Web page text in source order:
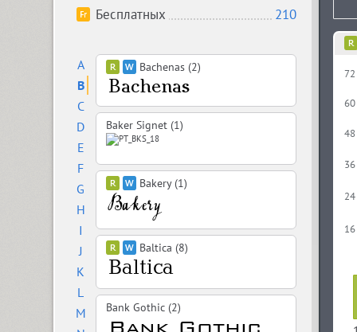
Бесплатных
210
A
B
C
D
E
F
G
H
I
J
K
L
M
Bachenas (2)
Baker Signet (1)
Bakery (1)
Baltica (8)
Bank Gothic (2)